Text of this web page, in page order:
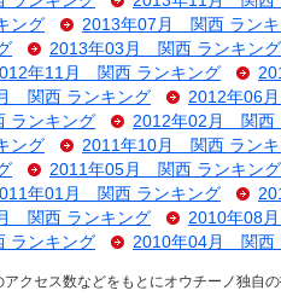
ング
2013年07月 関西 ランキ
2013年03月 関西 ランキング
年11月 関西 ランキング
関西 ランキング
2012年06
ランキング
2012年02月 関西
ング
2011年10月 関西 ランキ
2011年05月 関西 ランキング
年01月 関西 ランキング
関西 ランキング
2010年08
ランキング 2010年04月 関西
クセス数などをもとにオウチーノ独自